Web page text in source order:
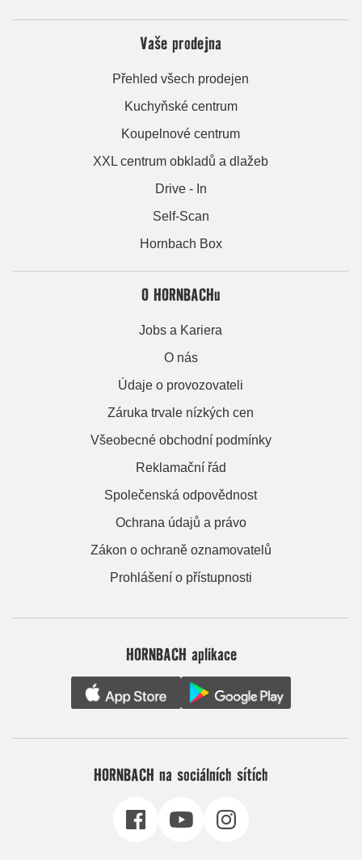
Vaše prodejna
Přehled všech prodejen
Kuchyňské centrum
Koupelnové centrum
XXL centrum obkladů a dlažeb
Drive - In
Self-Scan
Hornbach Box
O HORNBACHu
Jobs a Kariera
O nás
Údaje o provozovateli
Záruka trvale nízkých cen
Všeobecné obchodní podmínky
Reklamační řád
Společenská odpovědnost
Ochrana údajů a právo
Zákon o ochraně oznamovatelů
Prohlášení o přístupnosti
HORNBACH aplikace
HORNBACH na sociálních sítích